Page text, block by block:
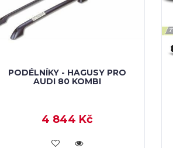
PODÉLNÍKY - HAGUSY PRO
AUDI 80 KOMBI
4 844 Kč
KOUPIT